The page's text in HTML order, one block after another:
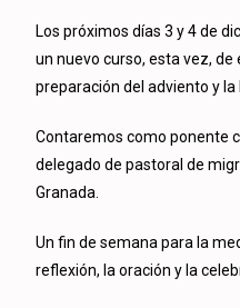
Los próximos días 3 y 4 de
un nuevo curso, esta vez,
preparación del adviento y la
Contaremos como ponente
delegado de pastoral de
Granada.
Un fin de semana para la
reflexión, la oración y la